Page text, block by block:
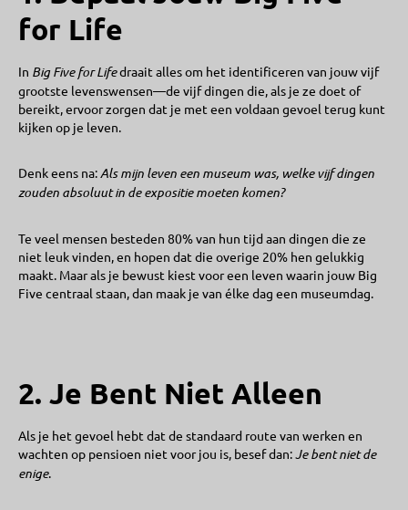
for Life
In Big Five for Lifedraait alles om het identificeren van jouw vijf
grootste levenswensen—de vijf dingen die, als je ze doet of
bereikt, ervoor zorgen dat je met een voldaan gevoel terug kunt
kijken op je leven.
Denk eens na:Als mijn leven een museum was, welke vijf dingen
zouden absoluut in de expositie moeten komen?
Te veel mensen besteden 80% van hun tijd aan dingen die ze
niet leuk vinden, en hopen dat die overige 20% hen gelukkig
maakt. Maar als je bewust kiest voor een leven waarin jouw Big
Five centraal staan, dan maak je van élke dag een museumdag.
2. Je Bent Niet Alleen
Als je het gevoel hebt dat de standaard route van werken en
wachten op pensioen niet voor jou is, besef dan:Je bent niet de
enige.